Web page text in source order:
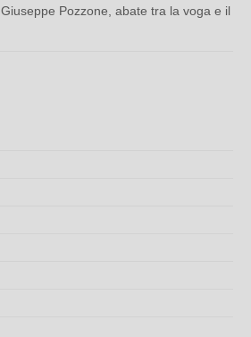
Giuseppe Pozzone, abate tra la voga e il